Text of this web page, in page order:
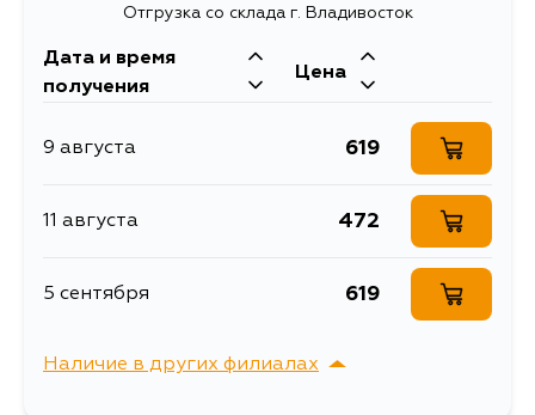
Длина упаковки, мм 70
Масса, кг 0.03963
Ремкомплект Тормозного
Ширина упаковки, мм
Отгрузка со склада г. Владивосток
Дата и время
получения
Цена
9 августа 619
11 августа 472
5 сентября 619
Наличие в других филиалах